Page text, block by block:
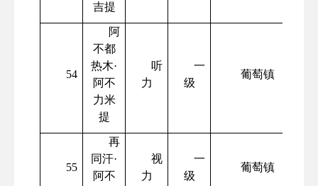
吉提
54
阿
不都
热木·
阿不
力米
提
听
力
一
级
葡萄镇
55
再
同汗·
阿不
视
力
一
级
葡萄镇